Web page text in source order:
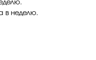
в неделю.